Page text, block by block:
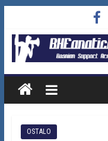
OSTALO